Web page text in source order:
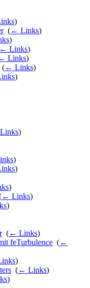
)
‎ (← Links)
)
← Links)
Links)
(← Links)
)
)
)
)
)
← Links)
)
‎ (← Links)
feTurbulence (←
)
(← Links)
)